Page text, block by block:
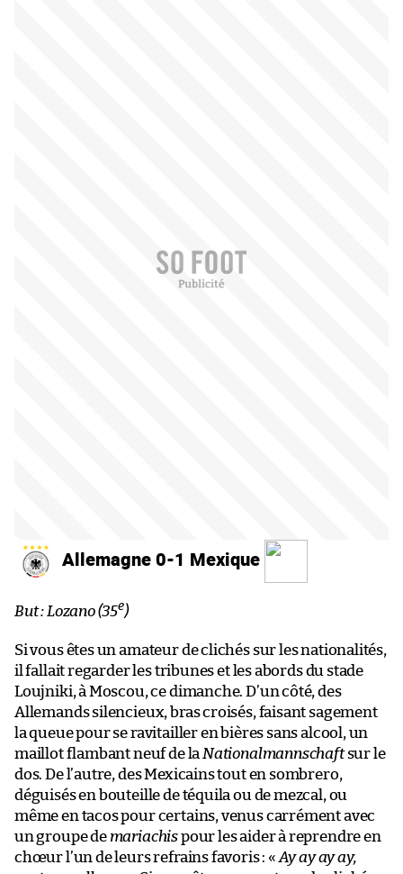
Allemagne 0-1 Mexique
But : Lozano (35e)
Si vous êtes un amateur de clichés sur les nationalités,
il fallait regarder les tribunes et les abords du stade
Loujniki, à Moscou, ce dimanche. D’un côté, des
Allemands silencieux, bras croisés, faisant sagement
la queue pour se ravitailler en bières sans alcool, un
maillot flambant neuf de la Nationalmannschaftsur le
dos. De l’autre, des Mexicains tout en sombrero,
déguisés en bouteille de téquila ou de mezcal, ou
même en tacos pour certains, venus carrément avec
un groupe de mariachispour les aider à reprendre en
chœur l’un de leurs refrains favoris : « Ay ay ay ay,